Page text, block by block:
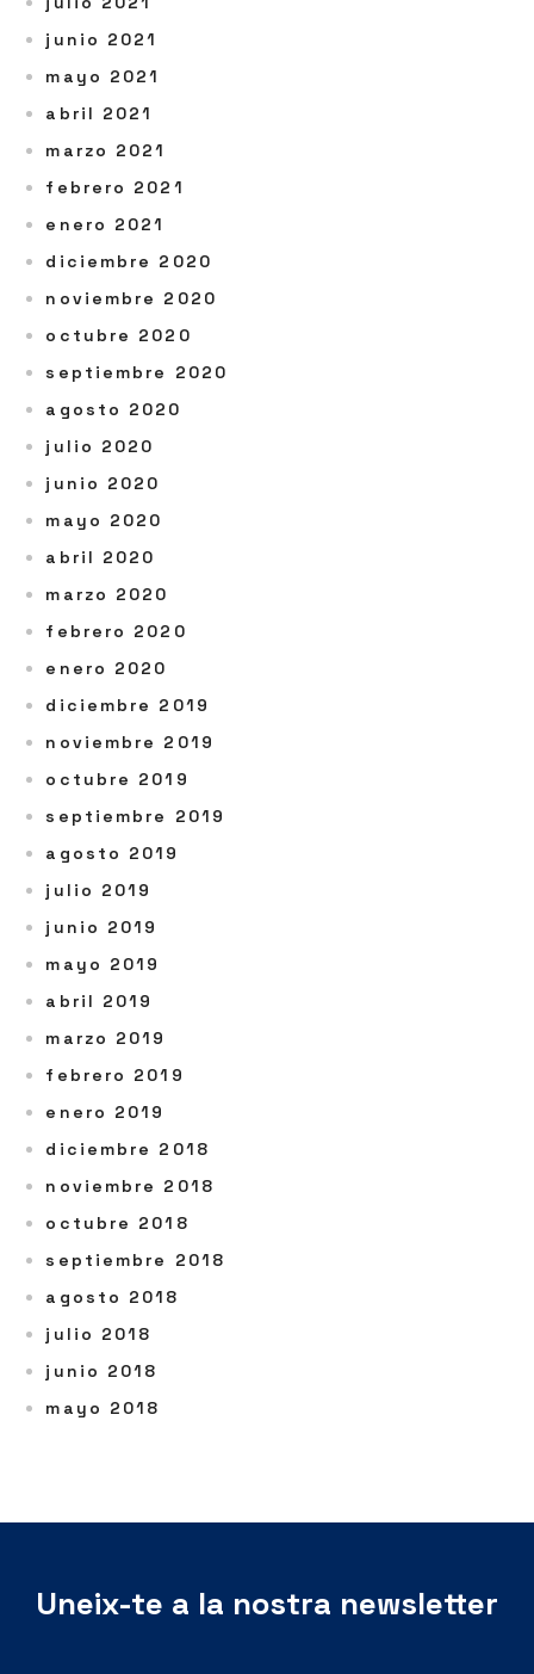
junio 2021
mayo 2021
abril 2021
marzo 2021
febrero 2021
enero 2021
diciembre 2020
noviembre 2020
octubre 2020
septiembre 2020
agosto 2020
julio 2020
junio 2020
mayo 2020
abril 2020
marzo 2020
febrero 2020
enero 2020
diciembre 2019
noviembre 2019
octubre 2019
septiembre 2019
agosto 2019
julio 2019
junio 2019
mayo 2019
abril 2019
marzo 2019
febrero 2019
enero 2019
diciembre 2018
noviembre 2018
octubre 2018
septiembre 2018
agosto 2018
julio 2018
junio 2018
mayo 2018
Uneix-te a la nostra newsletter